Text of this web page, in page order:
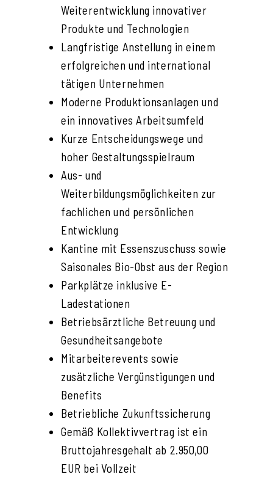
Weiterentwicklung innovativer
Produkte und Technologien
Langfristige Anstellung in einem
erfolgreichen und international
tätigen Unternehmen
Moderne Produktionsanlagen und
ein innovatives Arbeitsumfeld
Kurze Entscheidungswege und
hoher Gestaltungsspielraum
Aus- und
Weiterbildungsmöglichkeiten zur
fachlichen und persönlichen
Entwicklung
Kantine mit Essenszuschuss sowie
Saisonales Bio-Obst aus der Region
Parkplätze inklusive E-
Ladestationen
Betriebsärztliche Betreuung und
Gesundheitsangebote
Mitarbeiterevents sowie
zusätzliche Vergünstigungen und
Benefits
Betriebliche Zukunftssicherung
Gemäß Kollektivvertrag ist ein
Bruttojahresgehalt ab 2.950,00
EUR bei Vollzeit